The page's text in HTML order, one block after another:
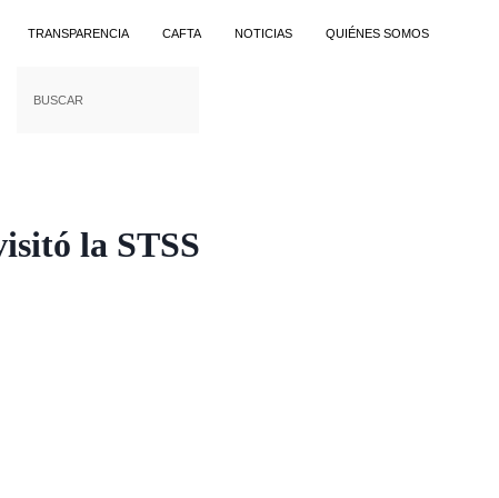
TRANSPARENCIA CAFTA NOTICIAS QUIÉNES SOMOS
la STSS